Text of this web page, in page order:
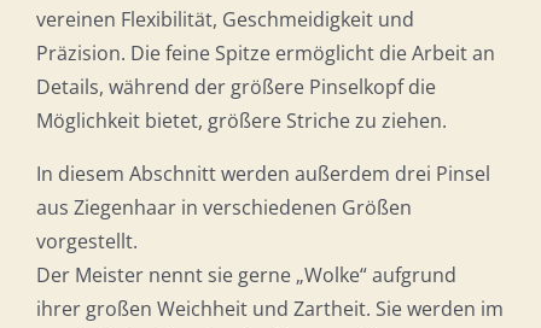
vereinen Flexibilität, Geschmeidigkeit und
Präzision. Die feine Spitze ermöglicht die Arbeit an
Details, während der größere Pinselkopf die
Möglichkeit bietet, größere Striche zu ziehen.
In diesem Abschnitt werden außerdem drei Pinsel
aus Ziegenhaar in verschiedenen Größen
vorgestellt.
Der Meister nennt sie gerne „Wolke“ aufgrund
ihrer großen Weichheit und Zartheit. Sie werden im